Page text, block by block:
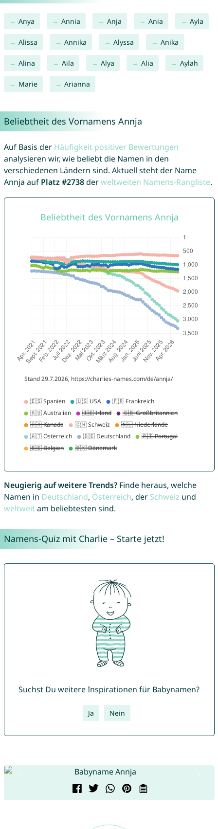
Anya Annia Anja Ania Ayla
Alissa Annika Alyssa Anika
Alina Aila Alya Alia Aylah
Marie Arianna
Beliebtheit des Vornamens Annja
Auf Basis der Häufigkeit positiver Bewertungen
analysieren wir, wie beliebt die Namen in den
verschiedenen Ländern sind. Aktuell steht der Name
Annja auf Platz #2738derweltweiten Namens-Rangliste.
Neugierig auf weitere Trends?Finde heraus, welche
Namen in Deutschland, Österreich, der Schweiz und
weltweitam beliebtesten sind.
Namens-Quiz mit Charlie – Starte jetzt!
Suchst Du weitere Inspirationen für Babynamen?
Ja Nein